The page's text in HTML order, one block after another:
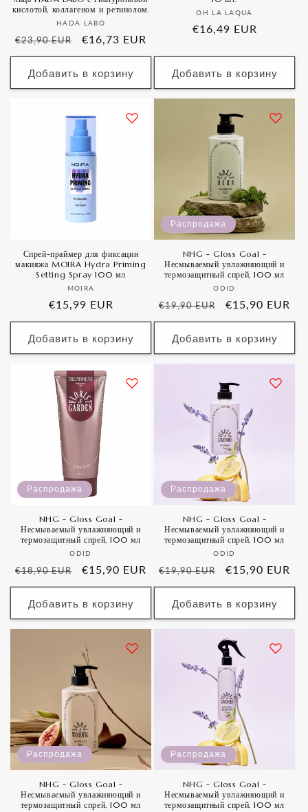
кислотой, коллагеном и ретинолом.
Продавец:
HADA LABO
Обычная
цена
€23,90 EUR
Цена
со
скидкой
€16,73 EUR
Добавить в корзину
Продавец:
OH LA LAQUA
Обычная
€16,49 EUR
Добавить в корзину
Спрей-праймер для фиксации
макияжа MOIRA Hydra Priming
Setting Spray 100 мл
Продавец:
MOIRA
Обычная
цена
€15,99 EUR
Добавить в корзину
Распродажа
NHG - Gloss Goal -
Несмываемый увлажняющий и
термозащитный спрей, 100 мл
Продавец:
ODID
Обычная
цена
€19,90 EUR
Цена
со
скидкой
€15,90 EUR
Добавить в корзину
Распродажа
NHG - Gloss Goal -
Несмываемый увлажняющий и
термозащитный спрей, 100 мл
Продавец:
ODID
Обычная
цена
€18,90 EUR
Цена
со
скидкой
€15,90 EUR
Добавить в корзину
Распродажа
NHG - Gloss Goal -
Несмываемый увлажняющий и
термозащитный спрей, 100 мл
Продавец:
ODID
Обычная
цена
€19,90 EUR
Цена
со
скидкой
€15,90 EUR
Добавить в корзину
Распродажа
NHG - Gloss Goal -
Несмываемый увлажняющий и
термозащитный спрей, 100 мл
Распродажа
NHG - Gloss Goal -
Несмываемый увлажняющий и
термозащитный спрей, 100 мл